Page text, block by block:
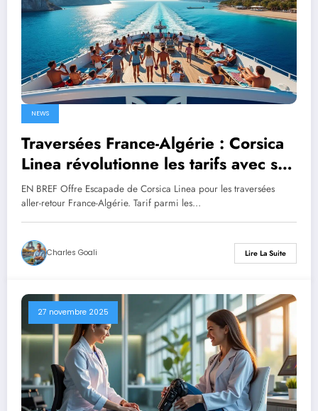
NEWS
Traversées France-Algérie : Corsica
Linea révolutionne les tarifs avec son
offre Escapade imbattable
EN BREF Offre Escapade de Corsica Linea pour les traversées
aller-retour France-Algérie. Tarif parmi les…
Charles Goali Lire La Suite
27 novembre 2025